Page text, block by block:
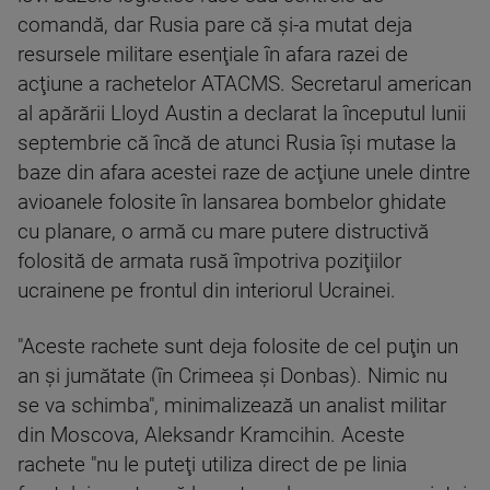
comandă, dar Rusia pare că şi-a mutat deja
resursele militare esenţiale în afara razei de
acţiune a rachetelor ATACMS. Secretarul american
al apărării Lloyd Austin a declarat la începutul lunii
septembrie că încă de atunci Rusia îşi mutase la
baze din afara acestei raze de acţiune unele dintre
avioanele folosite în lansarea bombelor ghidate
cu planare, o armă cu mare putere distructivă
folosită de armata rusă împotriva poziţiilor
ucrainene pe frontul din interiorul Ucrainei.
"Aceste rachete sunt deja folosite de cel puţin un
an şi jumătate (în Crimeea şi Donbas). Nimic nu
se va schimba", minimalizează un analist militar
din Moscova, Aleksandr Kramcihin. Aceste
rachete "nu le puteţi utiliza direct de pe linia